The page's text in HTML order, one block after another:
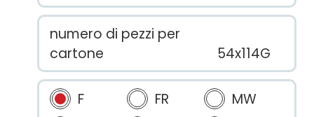
numero di pezzi per
cartone
54x114G
F FR
MW